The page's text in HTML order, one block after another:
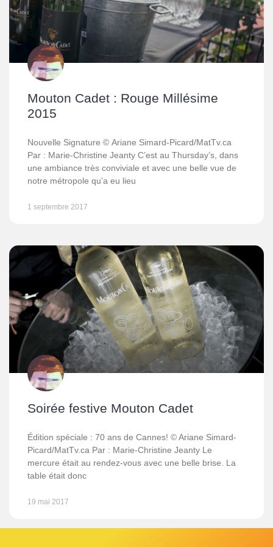
Mouton Cadet : Rouge Millésime
2015
Nouvelle Signature © Ariane Simard-Picard/MatTv.ca
Par : Marie-Christine Jeanty C’est au Thursday’s, dans
une ambiance très conviviale et avec une belle vue de
notre métropole qu’a eu lieu
1 septembre 2017
Soirée festive Mouton Cadet
Édition spéciale : 70 ans de Cannes! © Ariane Simard-
Picard/MatTv.ca Par : Marie-Christine Jeanty Le
mercure était au rendez-vous avec une belle brise. La
table était donc
19 mai 2017